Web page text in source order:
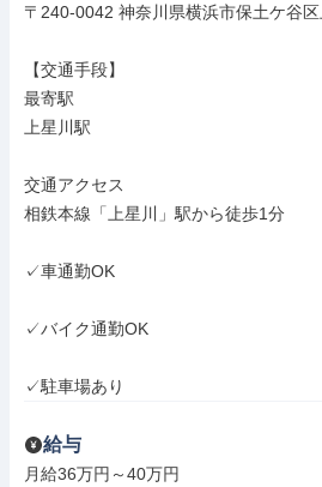
〒240-0042 神奈川県横浜市保土ケ谷
【交通手段】
最寄駅
上星川駅
交通アクセス
相鉄本線「上星川」駅から徒歩1分
✓車通勤OK
✓バイク通勤OK
✓駐車場あり
給与
月給36万円～40万円